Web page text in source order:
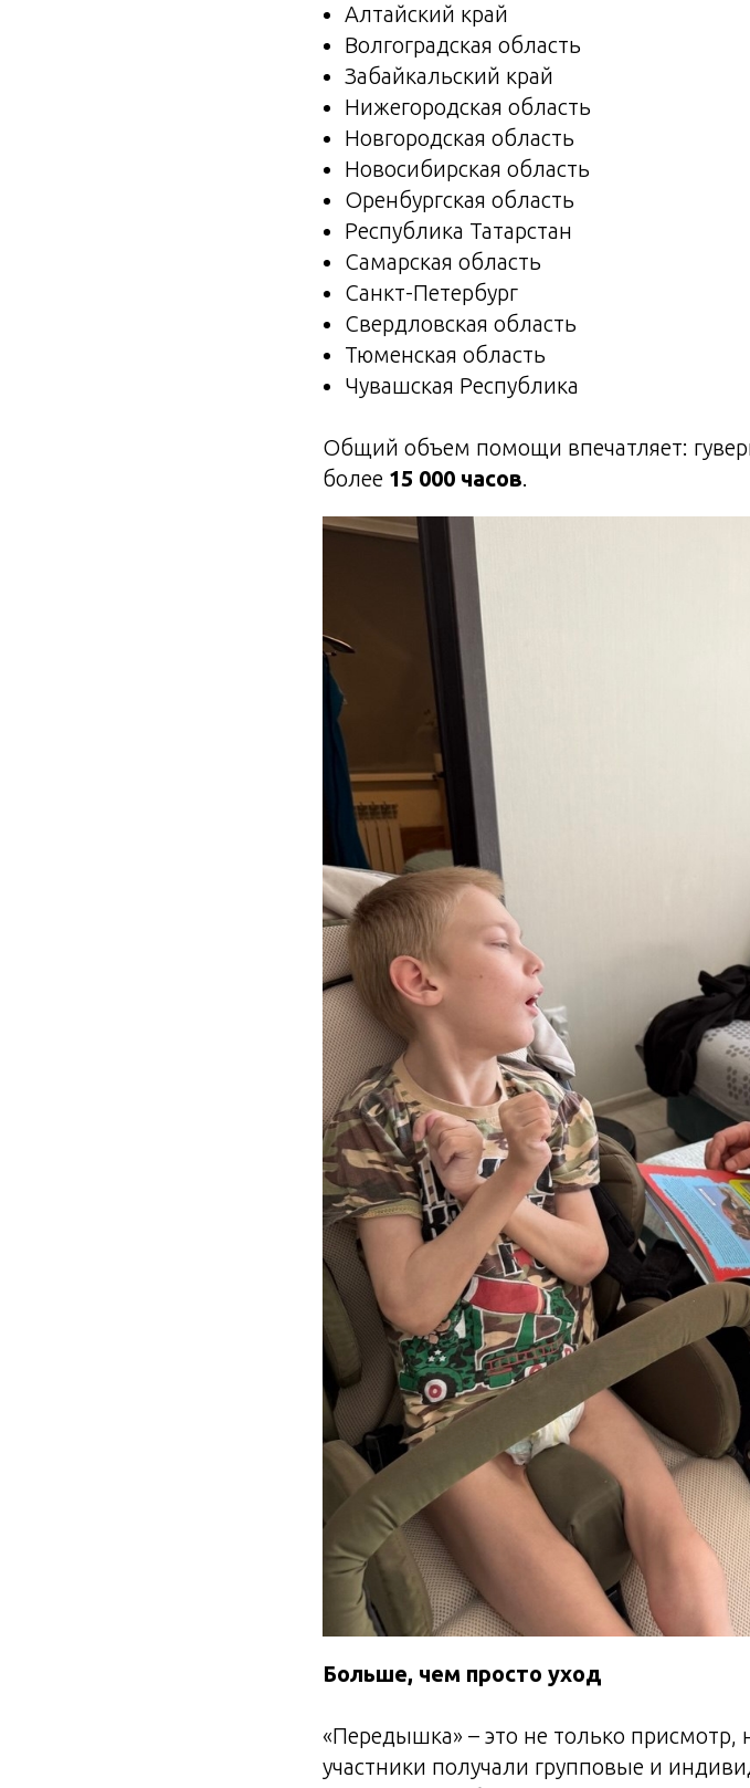
Алтайский край
Волгоградская область
Забайкальский край
Нижегородская область
Новгородская область
Новосибирская область
Оренбургская область
Республика Татарстан
Самарская область
Санкт-Петербург
Свердловская область
Тюменская область
Чувашская Республика
Общий объем помощи впечатляет:
более 15 000 часов.
Больше, чем просто уход
«Передышка» – это не только присмотр,
участники получали групповые и